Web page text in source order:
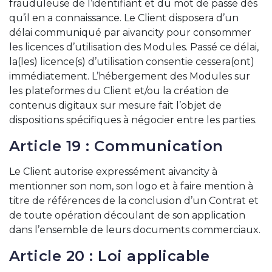
frauduleuse de l’identifiant et du mot de passe dès
qu’il en a connaissance. Le Client disposera d’un
délai communiqué par aivancity pour consommer
les licences d’utilisation des Modules. Passé ce délai,
la(les) licence(s) d’utilisation consentie cessera(ont)
immédiatement. L’hébergement des Modules sur
les plateformes du Client et/ou la création de
contenus digitaux sur mesure fait l’objet de
dispositions spécifiques à négocier entre les parties.
Article 19 : Communication
Le Client autorise expressément aivancity à
mentionner son nom, son logo et à faire mention à
titre de références de la conclusion d’un Contrat et
de toute opération découlant de son application
dans l’ensemble de leurs documents commerciaux.
Article 20 : Loi applicable